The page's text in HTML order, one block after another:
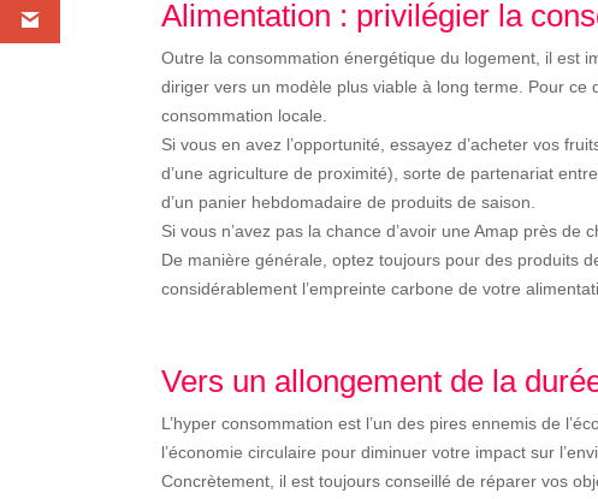
Alimentation : privilégier la
Outre la consommation énergétique du logement, il est
diriger vers un modèle plus viable à long terme. Pour ce
consommation locale.
Si vous en avez l’opportunité, essayez d’acheter vos
d’une agriculture de proximité), sorte de partenariat
d’un panier hebdomadaire de produits de saison.
Si vous n’avez pas la chance d’avoir une Amap près
De manière générale, optez toujours pour des produits
considérablement l’empreinte carbone de votre
Vers un allongement de la
L’hyper consommation est l’un des pires ennemis de
l’économie circulaire pour diminuer votre impact sur
Concrètement, il est toujours conseillé de réparer vos